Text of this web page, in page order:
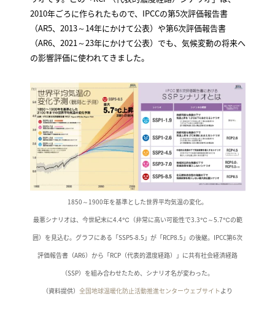
2010年ごろに作られたもので、IPCCの第5次評価報告書
（AR5、2013～14年にかけて公表）や第6次評価報告書
（AR6、2021～23年にかけて公表）でも、気候変動の将来へ
の影響評価に使われてきました。
1850～1900年を基準とした世界平均気温の変化。
最悪シナリオは、今世紀末に4.4℃（非常に高い可能性で3.3℃～5.7℃の範
囲）を見込む。グラフにある「SSP5-8.5」が「RCP8.5」の後継。IPCC第6次
評価報告書（AR6）から「RCP（代表的濃度経路）」に共有社会経済経路
（SSP）を組み合わせたため、シナリオ名が変わった。
（資料提供） 全国地球温暖化防止活動推進センターウェブサイトより